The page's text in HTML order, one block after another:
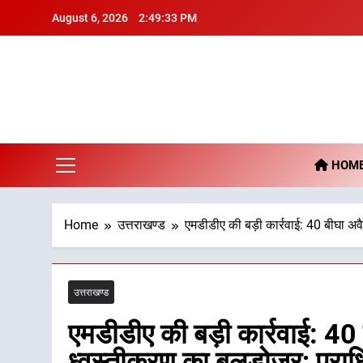
August 6, 2026 2:49:34 PM
Home उत्तराखण्ड एमडीडीए की बड़ी कार्रवाई: 40 बीघा
उत्तराखण्ड
एमडीडीए की बड़ी कार्रवाई: